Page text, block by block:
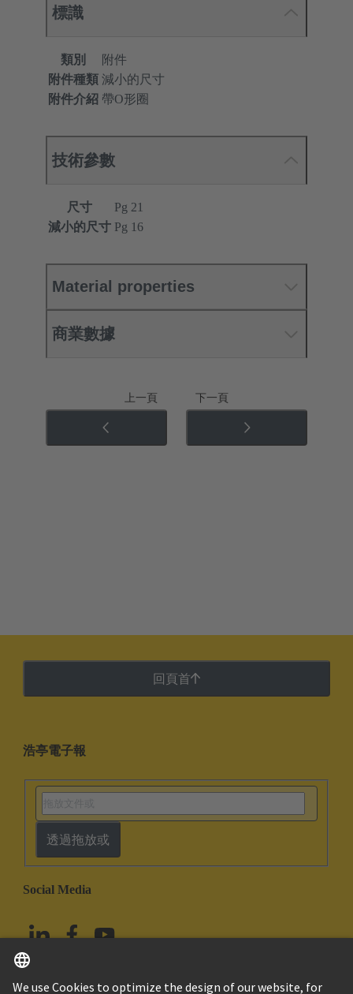
標識
類別
附件
附件種類 減小的尺寸
附件介紹 帶O形圈
技術參數
尺寸
Pg 21
減小的尺寸 Pg 16
Material properties
商業數據
上一頁 下一頁
回頁首
浩亭電子報
透過拖放或
Social Media